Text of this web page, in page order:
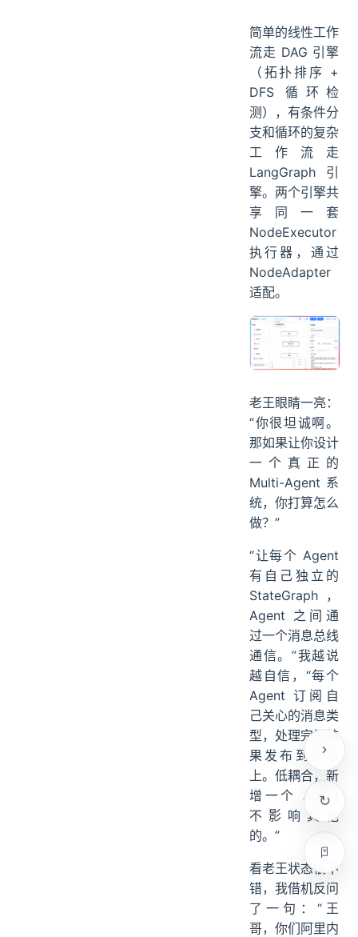
简单的线性工作
流走 DAG 引擎
（拓扑排序 +
DFS 循环检
测），有条件分
支和循环的复杂
工作流走
LangGraph 引
擎。两个引擎共
享同一套
NodeExecutor
执行器，通过
NodeAdapter
适配。
老王眼睛一亮：
“你很坦诚啊。
那如果让你设计
一个真正的
统，你打算怎么
做？”
“让每个 Agent
有自己独立的
StateGraph，
Agent 之间通
过一个消息总线
通信。”我越说
越自信，“每个
Agent 订阅自
己关心的消息类
型，处理完把结
果发布到总线
上。低耦合，新
增一个 Agent
不影响其他
的。”
看老王状态很不